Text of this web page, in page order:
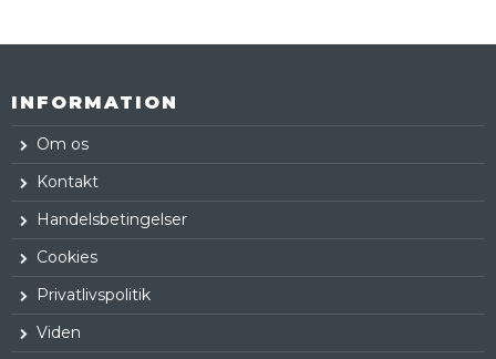
INFORMATION
Om os
Kontakt
Handelsbetingelser
Cookies
Privatlivspolitik
Viden